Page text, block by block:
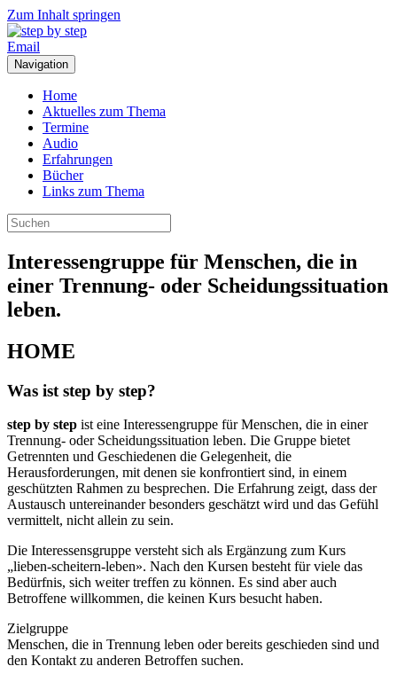
Zum Inhalt springen
Email
Navigation
Home
Aktuelles zum Thema
Termine
Audio
Erfahrungen
Bücher
Links zum Thema
Interessengruppe für Menschen, die in
einer Trennung- oder Scheidungssituation
leben.
HOME
Was ist step by step?
step by step ist eine Interessengruppe für Menschen, die in einer
Trennung- oder Scheidungssituation leben. Die Gruppe bietet
Getrennten und Geschiedenen die Gelegenheit, die
Herausforderungen, mit denen sie konfrontiert sind, in einem
geschützten Rahmen zu besprechen. Die Erfahrung zeigt, dass der
Austausch untereinander besonders geschätzt wird und das Gefühl
vermittelt, nicht allein zu sein.
Die Interessensgruppe versteht sich als Ergänzung zum Kurs
„lieben-scheitern-leben». Nach den Kursen besteht für viele das
Bedürfnis, sich weiter treffen zu können. Es sind aber auch
Betroffene willkommen, die keinen Kurs besucht haben.
Zielgruppe
Menschen, die in Trennung leben oder bereits geschieden sind und
den Kontakt zu anderen Betroffen suchen.